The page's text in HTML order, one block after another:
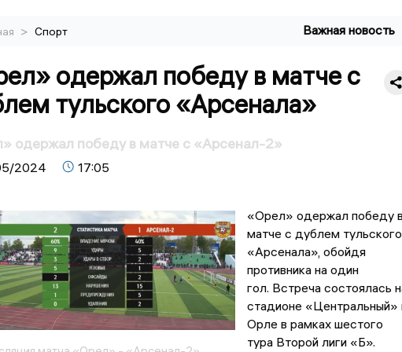
> Спорт Важная новость
одержал победу в матче с
тульского «Арсенала»
одержал победу в матче с «Арсенал-2»
2024 17:05
«Орел» одержал победу в
матче с дублем тульского
«Арсенала», обойдя
противника на один
гол. Встреча состоялась
стадионе «Центральный»
Орле в рамках шестого
тура Второй лиги «Б».